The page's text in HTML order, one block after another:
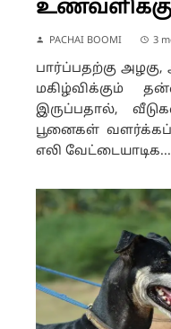
PACHAI BOOMI 3
பார்ப்பதற்கு
மகிழ்விக்கும்
இருப்பதால்,
பூனைகள்
எலி வேட்டையாடிக...